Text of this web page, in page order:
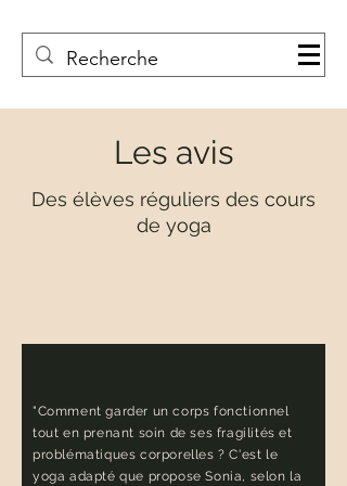
Les avis
Des élèves réguliers des cours
de yoga
"Comment garder un corps fonctionnel
tout en prenant soin de ses fragilités et
problématiques corporelles ? C'est le
yoga adapté que propose Sonia, selon la